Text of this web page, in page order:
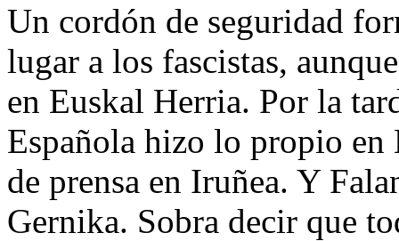
Un cordón de seguridad
lugar a los fascistas,
en Euskal Herria. Por la
Española hizo lo propio
de prensa en Iruñea. Y
Gernika. Sobra decir que